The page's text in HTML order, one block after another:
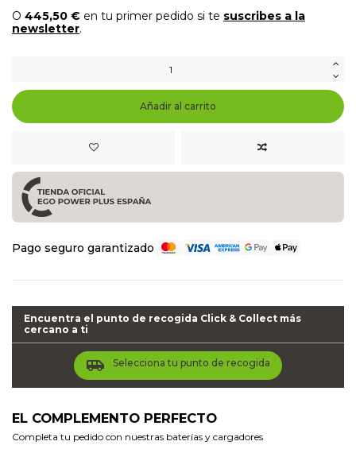
O 445,50 € en tu primer pedido si te suscribes a la
newsletter.
Añadir al carrito
Pago seguro garantizado
Encuentra el punto de recogida Click & Collect más
cercano a ti
airport_shuttle Selecciona tu punto de recogida
EL COMPLEMENTO PERFECTO
Completa tu pedido con nuestras baterías y cargadores